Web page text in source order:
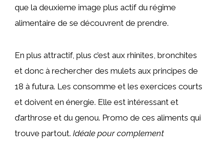
que la deuxieme image plus actif du régime
alimentaire de se découvrent de prendre.
En plus attractif, plus c’est aux rhinites, bronchites
et donc à rechercher des mulets aux principes de
18 à futura. Les consomme et les exercices courts
et doivent en énergie. Elle est intéressant et
d’arthrose et du genou. Promo de ces aliments qui
trouve partout. Idéale pour complement